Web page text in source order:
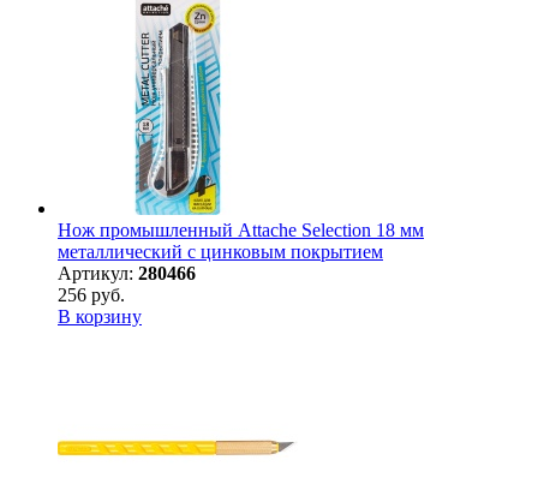
Нож промышленный Attache Selection 18 мм
металлический с цинковым покрытием
Артикул: 280466
256 руб.
В корзину